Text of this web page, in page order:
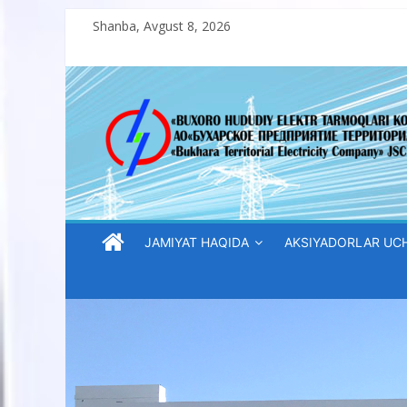
content
Shanba, Avgust 8, 2026
“Buxoro
hududiy
elektr
tarmoqlari
korxonasi”
“Buxoro
JAMIYAT HAQIDA AKSIYADORLAR